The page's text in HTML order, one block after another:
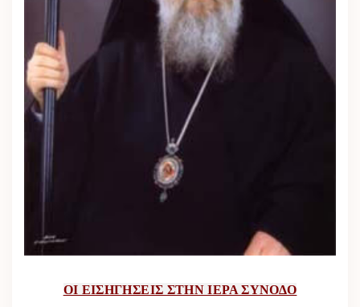
ΟΙ ΕΙΣΗΓΗΣΕΙΣ ΣΤΗΝ ΙΕΡΑ ΣΥΝΟΔΟ